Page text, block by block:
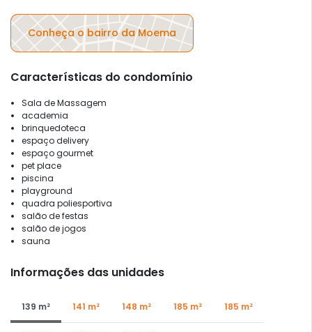
Conheça o bairro da Moema
Características do condomínio
Sala de Massagem
academia
brinquedoteca
espaço delivery
espaço gourmet
pet place
piscina
playground
quadra poliesportiva
salão de festas
salão de jogos
sauna
Informações das unidades
139 m² 141 m² 148 m² 185 m² 185 m²